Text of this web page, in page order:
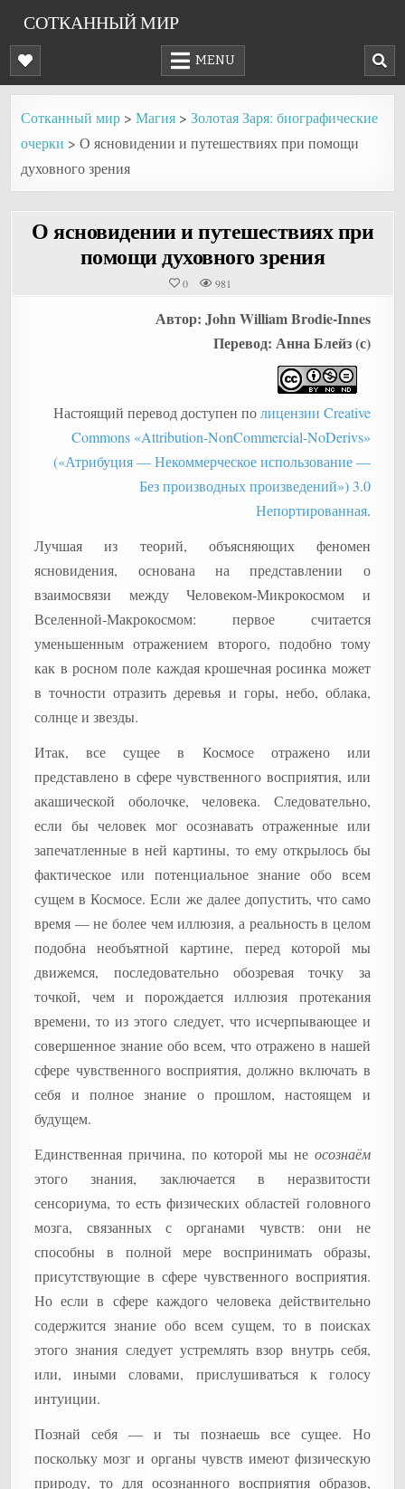
content
СОТКАННЫЙ МИР
MENU
Сотканный мир >Магия >Золотая Заря: биографические
очерки >О ясновидении и путешествиях при помощи
духовного зрения
О ясновидении и путешествиях при
помощи духовного зрения
0 981
Автор: John William Brodie-Innes
Перевод: Анна Блейз (с)
Настоящий перевод доступен полицензии Creative
Commons «Attribution-NonCommercial-NoDerivs»
(«Атрибуция — Некоммерческое использование —
Без производных произведений») 3.0
Непортированная.
Лучшая из теорий, объясняющих феномен
ясновидения, основана на представлении о
взаимосвязи между Человеком-Микрокосмом и
Вселенной-Макрокосмом: первое считается
уменьшенным отражением второго, подобно тому
как в росном поле каждая крошечная росинка может
в точности отразить деревья и горы, небо, облака,
солнце и звезды.
Итак, все сущее в Космосе отражено или
представлено в сфере чувственного восприятия, или
акашической оболочке, человека. Следовательно,
если бы человек мог осознавать отраженные или
запечатленные в ней картины, то ему открылось бы
фактическое или потенциальное знание обо всем
сущем в Космосе. Если же далее допустить, что само
время — не более чем иллюзия, а реальность в целом
подобна необъятной картине, перед которой мы
движемся, последовательно обозревая точку за
точкой, чем и порождается иллюзия протекания
времени, то из этого следует, что исчерпывающее и
совершенное знание обо всем, что отражено в нашей
сфере чувственного восприятия, должно включать в
себя и полное знание о прошлом, настоящем и
будущем.
Единственная причина, по которой мы не осознаём
этого знания, заключается в неразвитости
сенсориума, то есть физических областей головного
мозга, связанных с органами чувств: они не
способны в полной мере воспринимать образы,
присутствующие в сфере чувственного восприятия.
Но если в сфере каждого человека действительно
содержится знание обо всем сущем, то в поисках
этого знания следует устремлять взор внутрь себя,
или, иными словами, прислушиваться к голосу
интуиции.
Познай себя — и ты познаешь все сущее. Но
поскольку мозг и органы чувств имеют физическую
природу, то для осознанного восприятия образов,